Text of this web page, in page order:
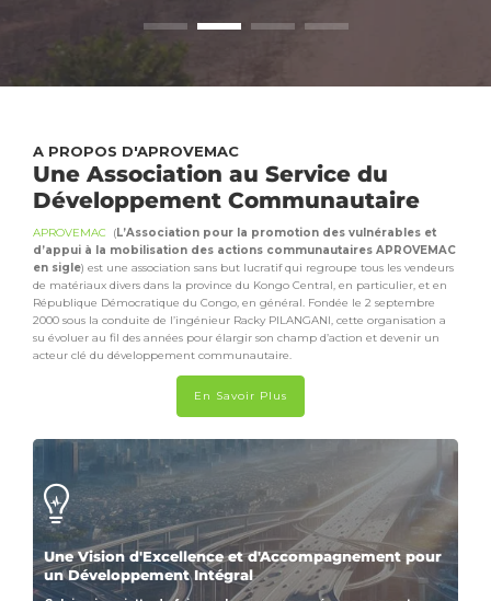
A PROPOS D'APROVEMAC
Une Association au Service du
Développement Communautaire
APROVEMAC (L’Association pour la promotion des vulnérables et
d’appui à la mobilisation des actions communautaires APROVEMAC
en sigle) est une association sans but lucratif qui regroupe tous les vendeurs
de matériaux divers dans la province du Kongo Central, en particulier, et en
République Démocratique du Congo, en général. Fondée le 2 septembre
2000 sous la conduite de l’ingénieur Racky PILANGANI, cette organisation a
su évoluer au fil des années pour élargir son champ d’action et devenir un
acteur clé du développement communautaire.
En Savoir Plus
Une Vision d'Excellence et d'Accompagnement pour
un Développement Intégral